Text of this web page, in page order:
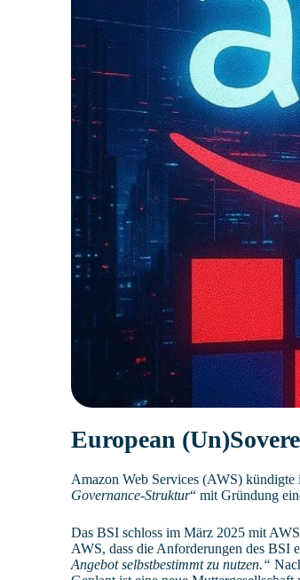
European
Amazon Web Services (AWS)
Governance-Struktur“ mit Gründung
Das BSI schloss im März 2025 mit
AWS, dass die Anforderungen des BSI
Angebot selbstbestimmt zu nutzen.“